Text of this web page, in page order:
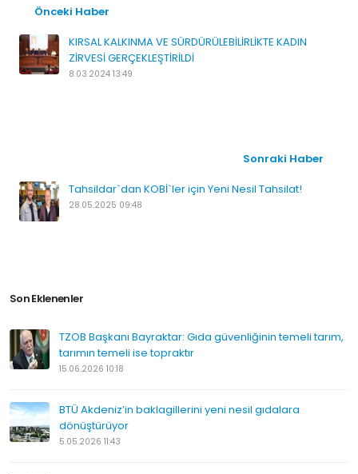
Önceki Haber
KIRSAL KALKINMA VE SÜRDÜRÜLEBİLİRLİKTE KADIN
ZİRVESİ GERÇEKLEŞTİRİLDİ
8.03.2024 13:49
Sonraki Haber
Tahsildar`dan KOBİ`ler için Yeni Nesil Tahsilat!
28.05.2025 09:48
Son Eklenenler
TZOB Başkanı Bayraktar: Gıda güvenliğinin temeli tarım,
tarımın temeli ise topraktır
15.06.2026 10:18
BTÜ Akdeniz’in baklagillerini yeni nesil gıdalara
dönüştürüyor
5.05.2026 11:43